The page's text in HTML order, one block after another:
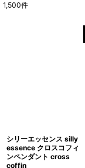
1,500件
シリーエッセンス silly
essence クロスコフィ
ンペンダント cross
coffin